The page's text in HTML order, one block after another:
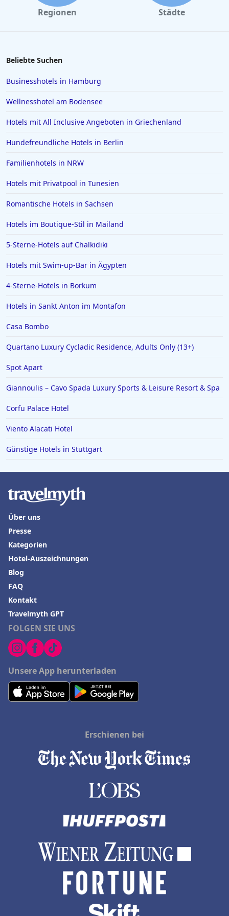
Regionen Städte
Beliebte Suchen
Businesshotels in Hamburg
Wellnesshotel am Bodensee
Hotels mit All Inclusive Angeboten in Griechenland
Hundefreundliche Hotels in Berlin
Familienhotels in NRW
Hotels mit Privatpool in Tunesien
Romantische Hotels in Sachsen
Hotels im Boutique-Stil in Mailand
5-Sterne-Hotels auf Chalkidiki
Hotels mit Swim-up-Bar in Ägypten
4-Sterne-Hotels in Borkum
Hotels in Sankt Anton im Montafon
Casa Bombo
Quartano Luxury Cycladic Residence, Adults Only (13+)
Spot Apart
Giannoulis – Cavo Spada Luxury Sports & Leisure Resort & Spa
Corfu Palace Hotel
Viento Alacati Hotel
Günstige Hotels in Stuttgart
FOLGEN SIE UNS
Unsere App herunterladen
Über uns
Presse
Kategorien
Hotel-Auszeichnungen
Blog
FAQ
Kontakt
Travelmyth GPT
Erschienen bei